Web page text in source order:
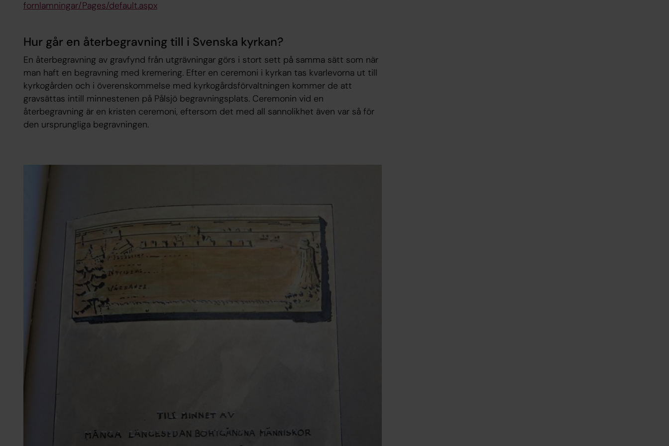
fornlamningar/Pages/default.aspx
Hur går en återbegravning till i Svenska kyrkan?
En återbegravning av gravfynd från utgrävningar görs i stort sett på samma sätt som när
man haft en begravning med kremering. Efter en ceremoni i kyrkan tas kvarlevorna ut till
kyrkogården och i överenskommelse med kyrkogårdsförvaltningen kommer de att
gravsättas intill minnestenen på Pålsjö begravningsplats. Ceremonin vid en
återbegravning är en kristen ceremoni, eftersom det med all sannolikhet även var så för
den ursprungliga begravningen.